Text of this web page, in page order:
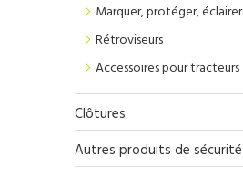
Marquer, protéger, éclairer
Rétroviseurs
Accessoires pour tracteurs
Clôtures
Autres produits de sécurité